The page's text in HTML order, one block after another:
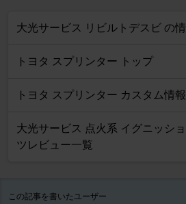
大光サービス リビルトデスビ の
トヨタ スプリンター トップ
トヨタ スプリンター カスタム情報
大光サービス 点火系 イグニッシ
ツレビュー一覧
この記事を書いたユーザー